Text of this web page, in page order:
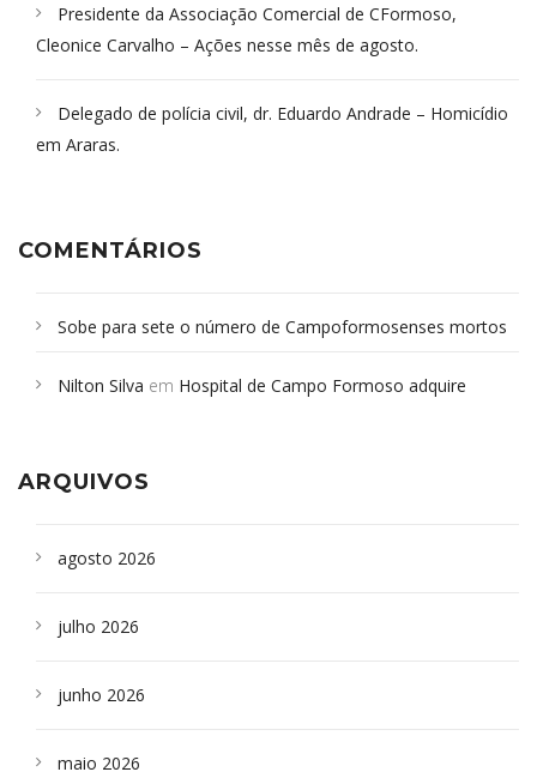
Presidente da Associação Comercial de CFormoso,
Cleonice Carvalho – Ações nesse mês de agosto.
Delegado de polícia civil, dr. Eduardo Andrade – Homicídio
em Araras.
COMENTÁRIOS
Sobe para sete o número de Campoformosenses mortos
Campoformosenses que morreram em desabamentos são
Nilton Silva em Hospital de Campo Formoso adquire
ARQUIVOS
agosto 2026
julho 2026
junho 2026
maio 2026